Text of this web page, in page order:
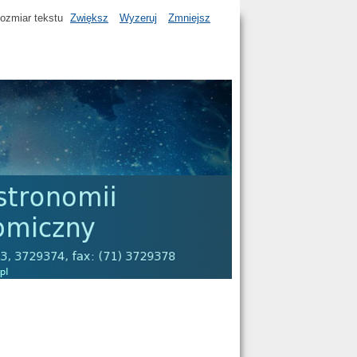
tekstu Zwiększ Wyzeruj Zmniejsz